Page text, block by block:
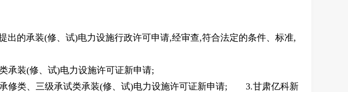
的承装(修、试)电力设施行政许可申请,经审查,符合法定的条件、标准,
承装(修、试)电力设施许可证新申请;
修类、三级承试类承装(修、试)电力设施许可证新申请; 3.甘肃亿科新